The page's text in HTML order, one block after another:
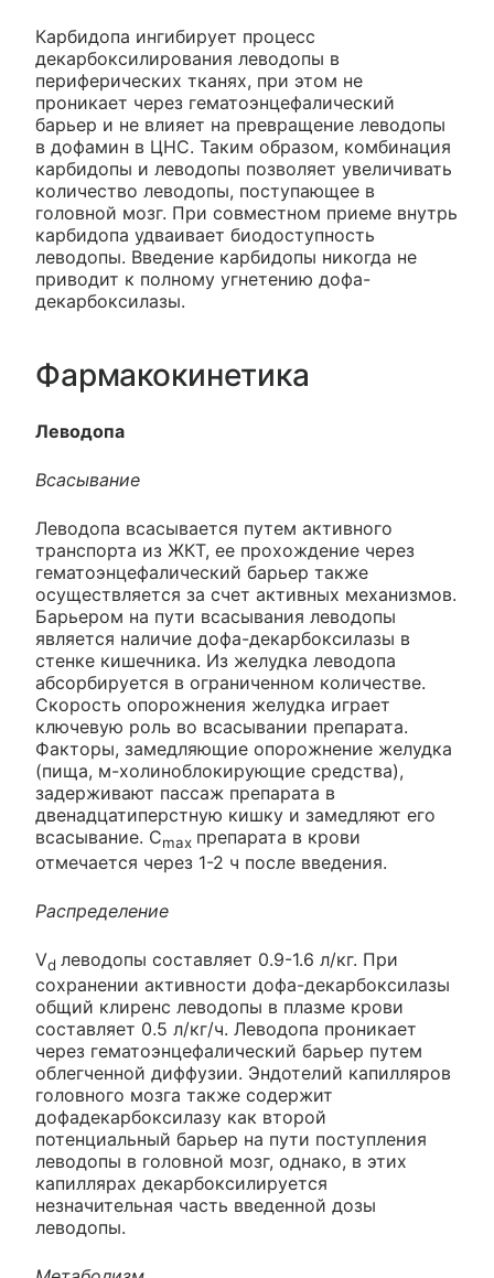
Карбидопа ингибирует процесс
декарбоксилирования леводопы в
периферических тканях, при этом не
проникает через гематоэнцефалический
барьер и не влияет на превращение леводопы
в дофамин в ЦНС. Таким образом, комбинация
карбидопы и леводопы позволяет увеличивать
количество леводопы, поступающее в
головной мозг. При совместном приеме внутрь
карбидопа удваивает биодоступность
леводопы. Введение карбидопы никогда не
приводит к полному угнетению дофа-
декарбоксилазы.
Фармакокинетика
Леводопа
Всасывание
Леводопа всасывается путем активного
транспорта из ЖКТ, ее прохождение через
гематоэнцефалический барьер также
осуществляется за счет активных механизмов.
Барьером на пути всасывания леводопы
является наличие дофа-декарбоксилазы в
стенке кишечника. Из желудка леводопа
абсорбируется в ограниченном количестве.
Скорость опорожнения желудка играет
ключевую роль во всасывании препарата.
Факторы, замедляющие опорожнение желудка
(пища, м-холиноблокирующие средства),
задерживают пассаж препарата в
двенадцатиперстную кишку и замедляют его
всасывание. Cmax препарата в крови
отмечается через 1-2 ч после введения.
Распределение
Vd леводопы составляет 0.9-1.6 л/кг. При
сохранении активности дофа-декарбоксилазы
общий клиренс леводопы в плазме крови
составляет 0.5 л/кг/ч. Леводопа проникает
через гематоэнцефалический барьер путем
облегченной диффузии. Эндотелий капилляров
головного мозга также содержит
дофадекарбоксилазу как второй
потенциальный барьер на пути поступления
леводопы в головной мозг, однако, в этих
капиллярах декарбоксилируется
незначительная часть введенной дозы
леводопы.